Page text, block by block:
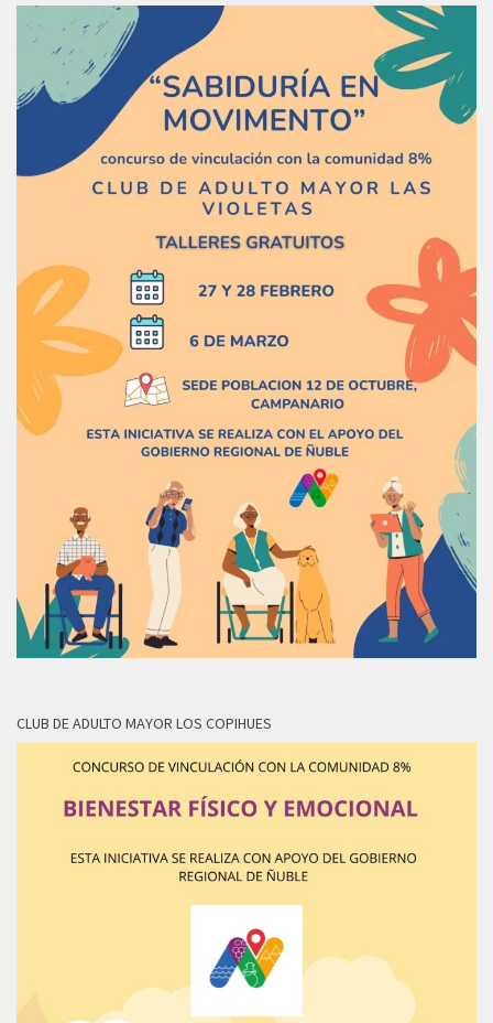
CLUB DE ADULTO MAYOR LOS COPIHUES